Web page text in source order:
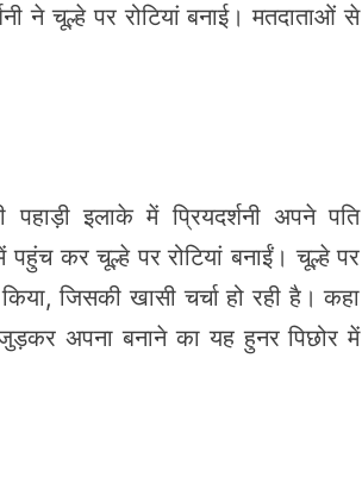
ने चूल्हे पर रोटियां बनाई। मतदाताओं से
पहाड़ी इलाके में प्रियदर्शनी अपने पति
पहुंच कर चूल्हे पर रोटियां बनाईं। चूल्हे पर
जिसकी खासी चर्चा हो रही है। कहा
अपना बनाने का यह हुनर पिछोर में